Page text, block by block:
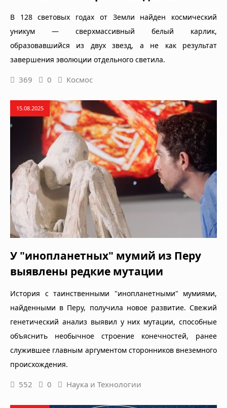
В 128 световых годах от Земли найден космический
уникум — сверхмассивный белый карлик,
образовавшийся из двух звезд, а не как результат
завершения эволюции отдельного светила.
369 0 Космос
15.08.2025
У "инопланетных" мумий из Перу
выявлены редкие мутации
История с таинственными "инопланетными" мумиями,
найденными в Перу, получила новое развитие. Свежий
генетический анализ выявил у них мутации, способные
объяснить необычное строение конечностей, ранее
служившее главным аргументом сторонников внеземного
происхождения.
552 0 Наука и Технологии